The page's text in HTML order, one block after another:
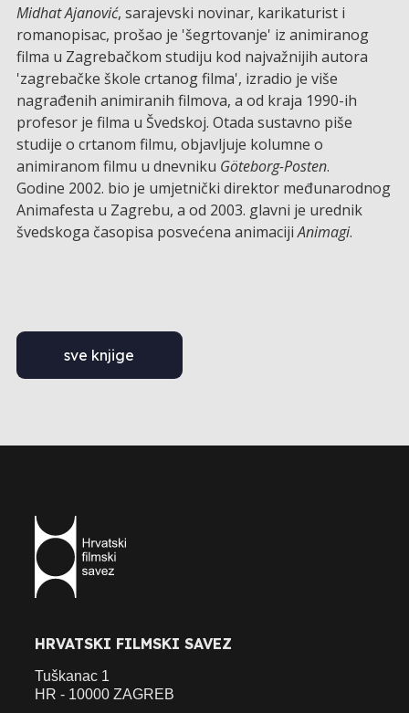
Midhat Ajanović, sarajevski novinar, karikaturist i
romanopisac, prošao je 'šegrtovanje' iz animiranog
filma u Zagrebačkom studiju kod najvažnijih autora
'zagrebačke škole crtanog filma', izradio je više
nagrađenih animiranih filmova, a od kraja 1990-ih
profesor je filma u Švedskoj. Otada sustavno piše
studije o crtanom filmu, objavljuje kolumne o
animiranom filmu u dnevniku Göteborg-Posten.
Godine 2002. bio je umjetnički direktor međunarodnog
Animafesta u Zagrebu, a od 2003. glavni je urednik
švedskoga časopisa posvećena animacijiAnimagi.
sve knjige
HRVATSKI FILMSKI SAVEZ
Tuškanac 1
HR - 10000 ZAGREB